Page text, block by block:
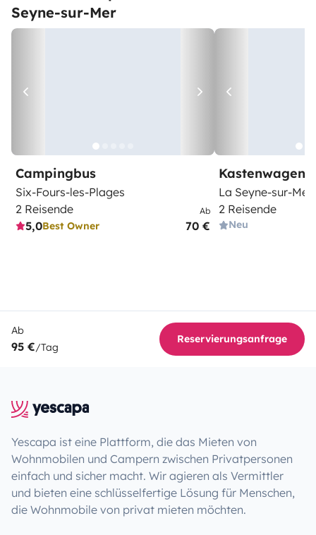
Seyne-sur-Mer
Campingbus
Six-Fours-les-Plages
2 Reisende
5,0Best Owner
Ab
70 €
Kastenwagen
La Seyne-sur-Mer
2 Reisende
Neu
Ab
95 €/Tag
Reservierungsanfrage
Yescapa ist eine Plattform, die das Mieten von
Wohnmobilen und Campern zwischen Privatpersonen
einfach und sicher macht. Wir agieren als Vermittler
und bieten eine schlüsselfertige Lösung für Menschen,
die Wohnmobile von privat mieten möchten.